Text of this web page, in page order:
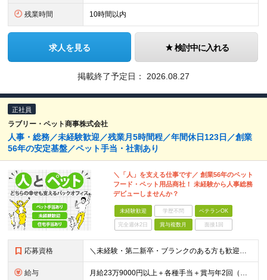
残業時間 10時間以内
求人を見る 検討中に入れる
掲載終了予定日： 2026.08.27
正社員
ラブリー・ペット商事株式会社
人事・総務／未経験歓迎／残業月5時間程／年間休日123日／創業
56年の安定基盤／ペット手当・社割あり
＼「人」を支える仕事です／ 創業56年のペット
フード・ペット用品商社！ 未経験から人事総務
デビューしませんか？
未経験歓迎 学歴不問 ベテランOK
完全週休2日 賞与複数月 面接1回
応募資格 ＼未経験・第二新卒・ブランクのある方も歓迎！／ ■大卒以上 ■基本的なPCスキルをお持ちの方（Excelに入力ができればOK） 今回は、意欲・人物を重視した採用です。必要な知識は入社後に身につけら
給与 月給23万9000円以上＋各種手当＋賞与年2回（年間約2ヶ月分） ★経験・年齢・能力などを考慮のうえ決定 ★残業代は別途全額支給 ＜あわせて支給される手当＞ ◆扶養手当（配偶者：月1万円、子ども1